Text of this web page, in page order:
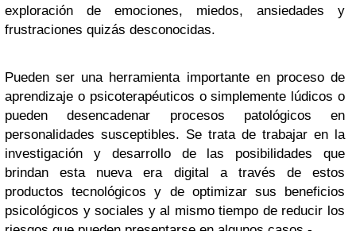
exploración de emociones, miedos, ansiedades y
frustraciones quizás desconocidas.
Pueden ser una herramienta importante en proceso de
aprendizaje o psicoterapéuticos o simplemente lúdicos o
pueden desencadenar procesos patológicos en
personalidades susceptibles. Se trata de trabajar en la
investigación y desarrollo de las posibilidades que
brindan esta nueva era digital a través de estos
productos tecnológicos y de optimizar sus beneficios
psicológicos y sociales y al mismo tiempo de reducir los